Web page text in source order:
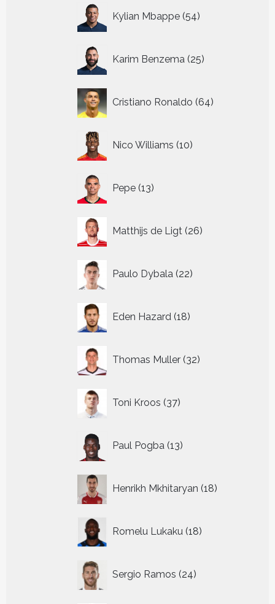
Kylian Mbappe 54
producten
Karim Benzema 25
producten
Cristiano Ronaldo 64
producten
Nico Williams 10
producten
Pepe 13
producten
Matthijs de Ligt 26
producten
Paulo Dybala 22
producten
Eden Hazard 18
producten
Thomas Muller 32
producten
Toni Kroos 37
producten
Paul Pogba 13
producten
Henrikh Mkhitaryan 18
producten
Romelu Lukaku 18
producten
Sergio Ramos 24
producten